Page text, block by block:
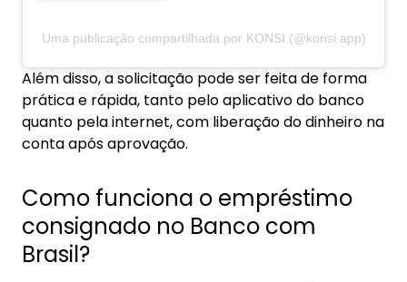
Uma publicação compartilhada por KONSI (@konsi.app)
Além disso, a solicitação pode ser feita de forma
prática e rápida, tanto pelo aplicativo do banco
quanto pela internet, com liberação do dinheiro na
conta após aprovação.
Como funciona o empréstimo
consignado no Banco com
Brasil?